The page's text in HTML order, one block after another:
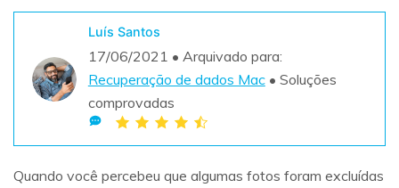
Outros Produtos
Repairit - Reparar Dados
UBackit - Backup de Dados
Luís Santos
17/06/2021 • Arquivado para:
Recuperação de dados Mac• Soluções
comprovadas
Quando você percebeu que algumas fotos foram excluídas